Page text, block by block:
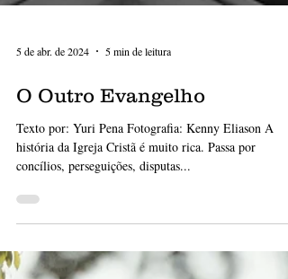
5 de abr. de 2024 5 min de leitura
O Outro Evangelho
Texto por: Yuri Pena Fotografia: Kenny Eliason A
concílios, perseguições, disputas...